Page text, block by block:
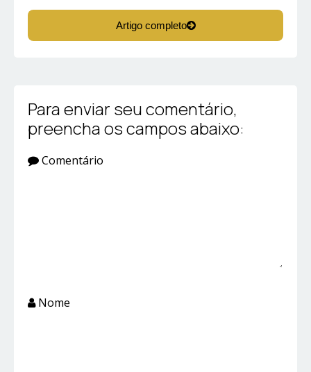
Artigo completo
Para enviar seu comentário,
preencha os campos abaixo:
Comentário
Nome